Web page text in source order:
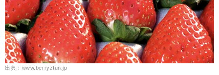
出典：www.berryzfun.jp